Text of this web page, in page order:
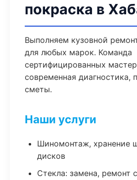
покраска в
Выполняем кузовной
для любых марок. Команда
сертифицированных
современная диагностика,
сметы.
Наши услуги
Шиномонтаж, хранение
дисков
Стекла: замена, ремонт